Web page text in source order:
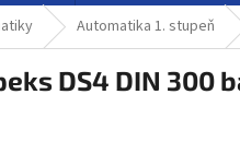
Automatika 1. stupeň
DS4 DIN 300